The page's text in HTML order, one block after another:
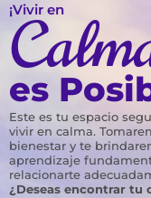
¡Vivir en
es
Este es tu espacio
vivir en calma.
bienestar y te
aprendizaje
relacionarte
¿Deseas encontrar tu